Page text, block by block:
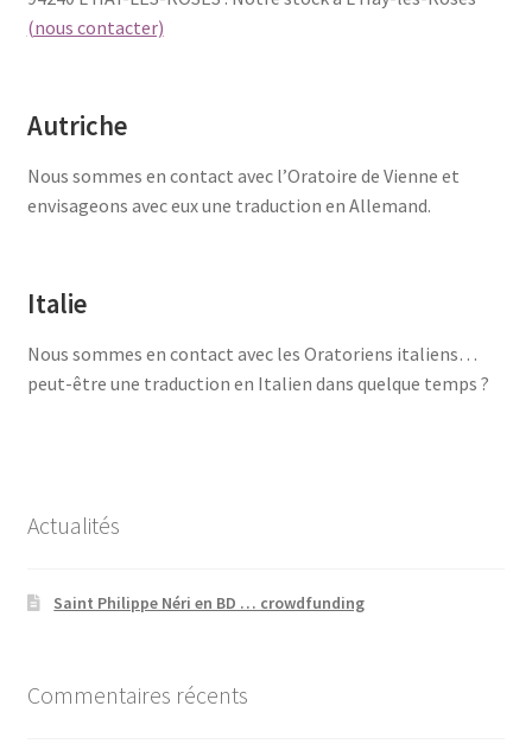
(nous contacter)
Autriche
Nous sommes en contact avec l’Oratoire de Vienne et
envisageons avec eux une traduction en Allemand.
Italie
Nous sommes en contact avec les Oratoriens italiens…
peut-être une traduction en Italien dans quelque temps ?
Actualités
Saint Philippe Néri en BD … crowdfunding
Commentaires récents